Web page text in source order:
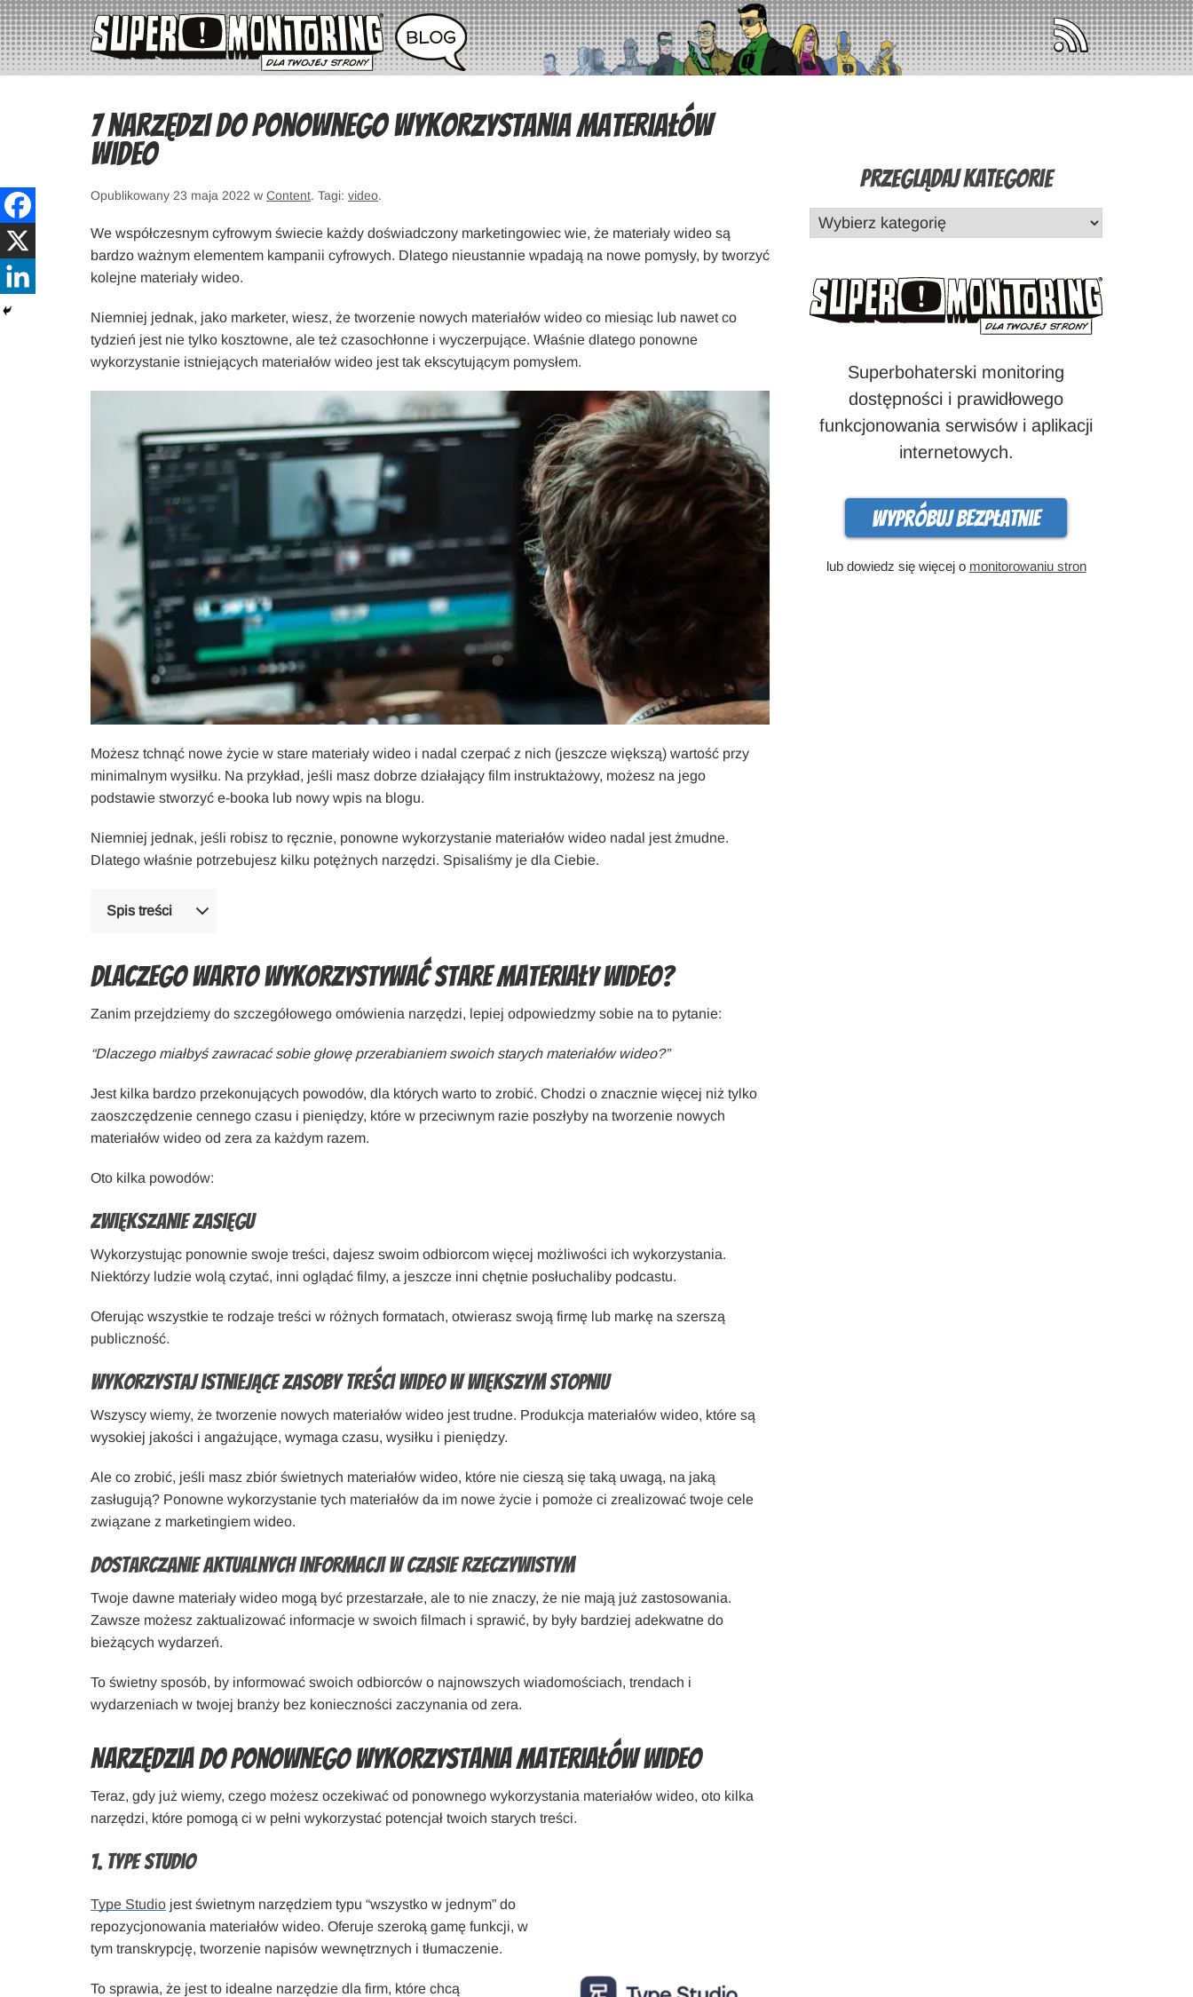
7 narzędzi do ponownego wykorzystania materiałów
wideo
Opublikowany 23 maja 2022 w Content. Tagi: video.
We współczesnym cyfrowym świecie każdy doświadczony marketingowiec wie, że materiały wideo są
bardzo ważnym elementem kampanii cyfrowych. Dlatego nieustannie wpadają na nowe pomysły, by tworzyć
kolejne materiały wideo.
Niemniej jednak, jako marketer, wiesz, że tworzenie nowych materiałów wideo co miesiąc lub nawet co
tydzień jest nie tylko kosztowne, ale też czasochłonne i wyczerpujące. Właśnie dlatego ponowne
wykorzystanie istniejących materiałów wideo jest tak ekscytującym pomysłem.
Możesz tchnąć nowe życie w stare materiały wideo i nadal czerpać z nich (jeszcze większą) wartość przy
minimalnym wysiłku. Na przykład, jeśli masz dobrze działający film instruktażowy, możesz na jego
podstawie stworzyć e-booka lub nowy wpis na blogu.
Niemniej jednak, jeśli robisz to ręcznie, ponowne wykorzystanie materiałów wideo nadal jest żmudne.
Dlatego właśnie potrzebujesz kilku potężnych narzędzi. Spisaliśmy je dla Ciebie.
Spis treści
Dlaczego warto wykorzystywać stare materiały wideo?
Zanim przejdziemy do szczegółowego omówienia narzędzi, lepiej odpowiedzmy sobie na to pytanie:
“Dlaczego miałbyś zawracać sobie głowę przerabianiem swoich starych materiałów wideo?”
Jest kilka bardzo przekonujących powodów, dla których warto to zrobić. Chodzi o znacznie więcej niż tylko
zaoszczędzenie cennego czasu i pieniędzy, które w przeciwnym razie poszłyby na tworzenie nowych
materiałów wideo od zera za każdym razem.
Oto kilka powodów:
Zwiększanie zasięgu
Wykorzystując ponownie swoje treści, dajesz swoim odbiorcom więcej możliwości ich wykorzystania.
Niektórzy ludzie wolą czytać, inni oglądać filmy, a jeszcze inni chętnie posłuchaliby podcastu.
Oferując wszystkie te rodzaje treści w różnych formatach, otwierasz swoją firmę lub markę na szerszą
publiczność.
Wykorzystaj istniejące zasoby treści wideo w większym stopniu
Wszyscy wiemy, że tworzenie nowych materiałów wideo jest trudne. Produkcja materiałów wideo, które są
wysokiej jakości i angażujące, wymaga czasu, wysiłku i pieniędzy.
Ale co zrobić, jeśli masz zbiór świetnych materiałów wideo, które nie cieszą się taką uwagą, na jaką
zasługują? Ponowne wykorzystanie tych materiałów da im nowe życie i pomoże ci zrealizować twoje cele
związane z marketingiem wideo.
Dostarczanie aktualnych informacji w czasie rzeczywistym
Twoje dawne materiały wideo mogą być przestarzałe, ale to nie znaczy, że nie mają już zastosowania.
Zawsze możesz zaktualizować informacje w swoich filmach i sprawić, by były bardziej adekwatne do
bieżących wydarzeń.
To świetny sposób, by informować swoich odbiorców o najnowszych wiadomościach, trendach i
wydarzeniach w twojej branży bez konieczności zaczynania od zera.
Narzędzia do ponownego wykorzystania materiałów wideo
Teraz, gdy już wiemy, czego możesz oczekiwać od ponownego wykorzystania materiałów wideo, oto kilka
narzędzi, które pomogą ci w pełni wykorzystać potencjał twoich starych treści.
1. Type Studio
Type Studio jest świetnym narzędziem typu “wszystko w jednym” do
repozycjonowania materiałów wideo. Oferuje szeroką gamę funkcji, w
tym transkrypcję, tworzenie napisów wewnętrznych i tłumaczenie.
To sprawia, że jest to idealne narzędzie dla firm, które chcą
Przeglądaj Kategorie
Superbohaterski monitoring
dostępności i prawidłowego
funkcjonowania serwisów i aplikacji
internetowych.
Wypróbuj bezpłatnie
lub dowiedz się więcej o monitorowaniu stron